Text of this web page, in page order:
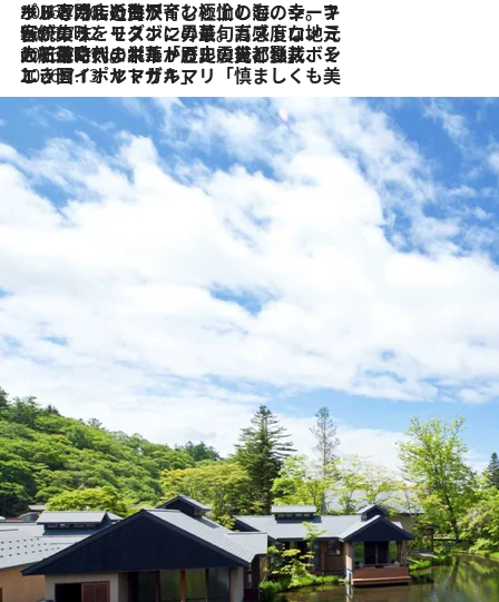
2026.7.26
ポルトガル近海が育む極上の海の幸。キリリと冷えた白ワインと愉しむ、シーフード専門店の贅沢
2026.7.22
伝統の味をモダンに昇華。高感度な地元客が集う、リスボンの最旬ガストロノミー
2026.7.21
大航海時代の栄華から、震災、独裁、そして革命へ。ポルトガル・首都リスボンの石畳に刻まれた「歴史の光と影」
2026.7.13
エッセイ・ヤマザキマリ「慎ましくも美しき国 ポルトガル」